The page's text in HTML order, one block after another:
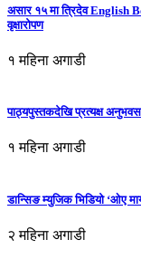
असार १५ मा त्रिदेव English
वृक्षारोपण
१ महिना अगाडी
पाठ्यपुस्तकदेखि प्रत्यक्ष
१ महिना अगाडी
डान्सिङ म्युजिक भिडियो ‘ओए
२ महिना अगाडी